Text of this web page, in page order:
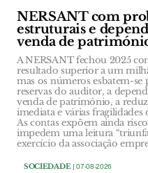
NERSANT com
estruturais e
venda de
A NERSANT fechou 2025
resultado superior a um
mas os números esbatem-se
reservas do auditor, a
venda de património, a
imediata e várias fragilidades
As contas expõem ainda
impedem uma leitura
exercício da associação
SOCIEDADE| 07-08-2026